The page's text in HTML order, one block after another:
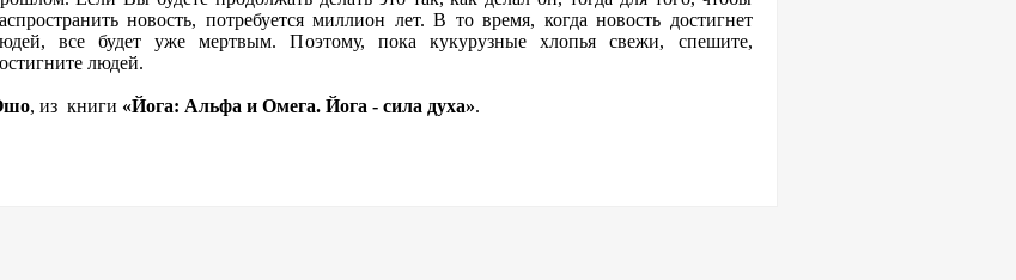
новость, потребуется миллион лет. В то время, когда новость достигнет
все будет уже мертвым. Поэтому, пока кукурузные хлопья свежи, спешите,
людей.
, из книги «Йога: Альфа и Омега. Йога - сила духа».